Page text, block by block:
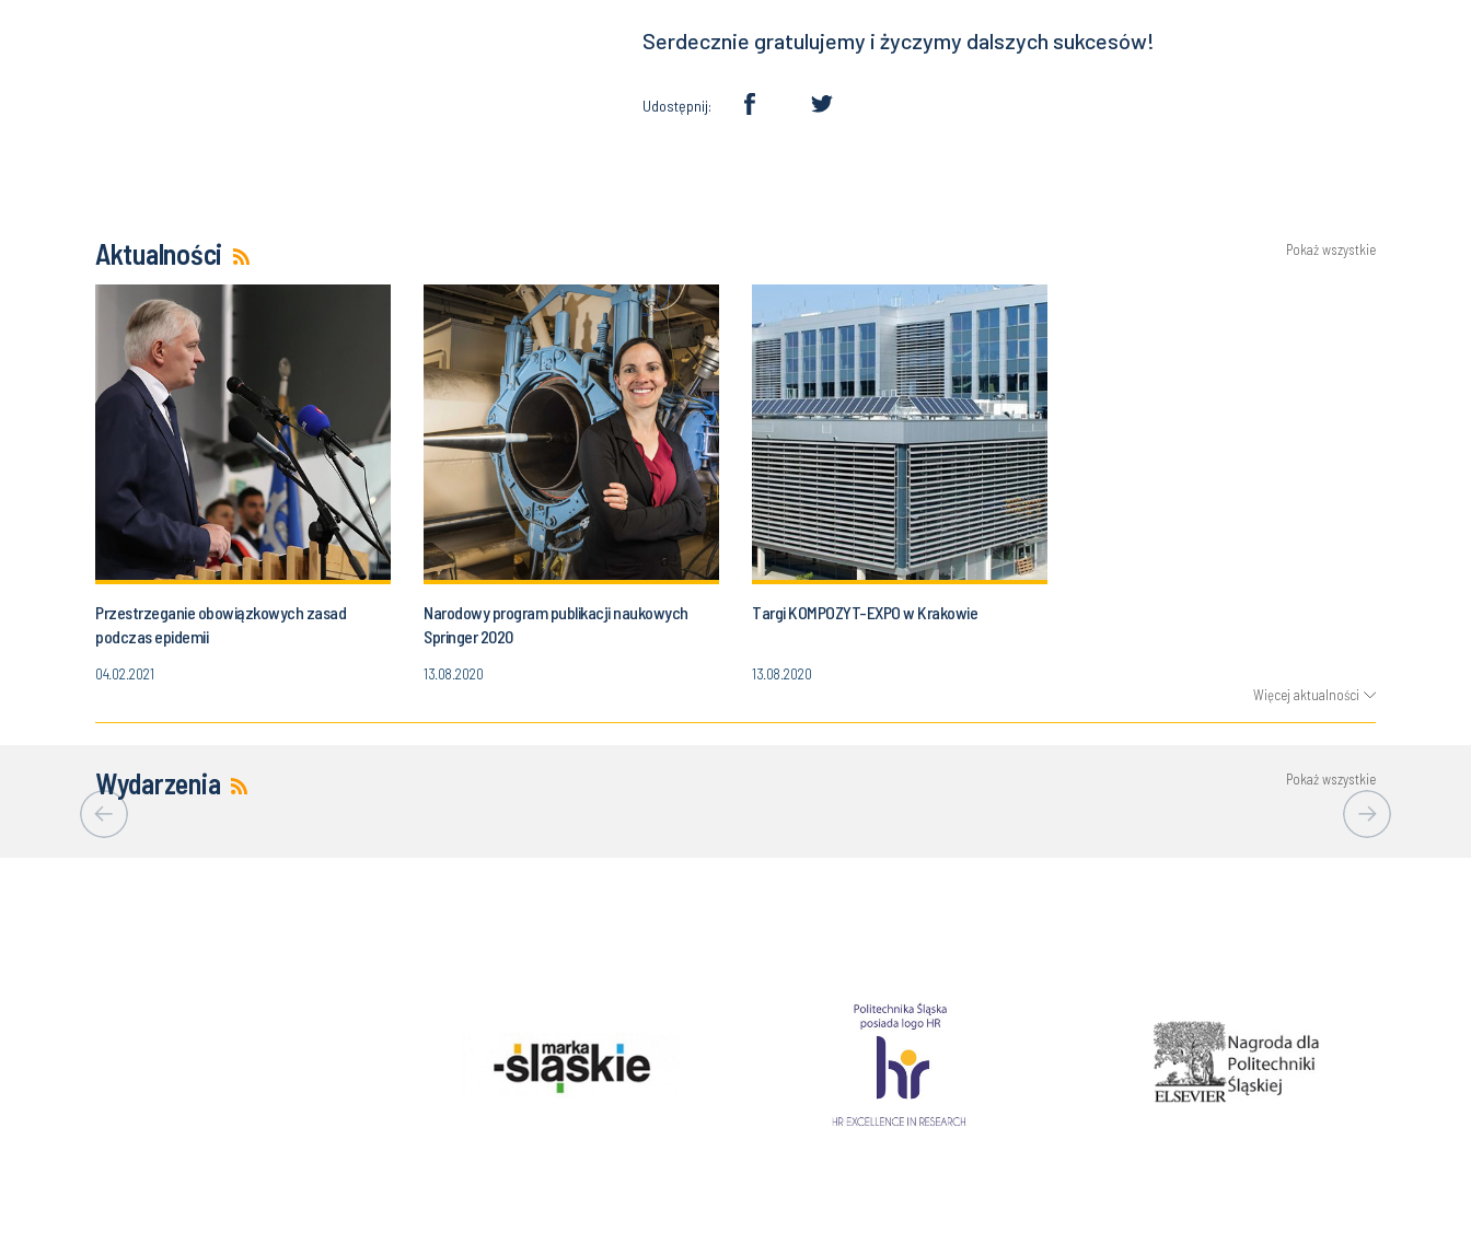
Serdecznie gratulujemy i życzymy dalszych sukcesów!
Udostępnij:
Aktualności Pokaż wszystkie
Przestrzeganie obowiązkowych zasad
podczas epidemii
04.02.2021
Narodowy program publikacji naukowych
Springer 2020
13.08.2020
Targi KOMPOZYT-EXPO w Krakowie
13.08.2020
Więcej aktualności
Wydarzenia Pokaż wszystkie